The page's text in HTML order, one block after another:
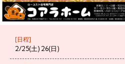
[日程]
2/25(土) 26(日)